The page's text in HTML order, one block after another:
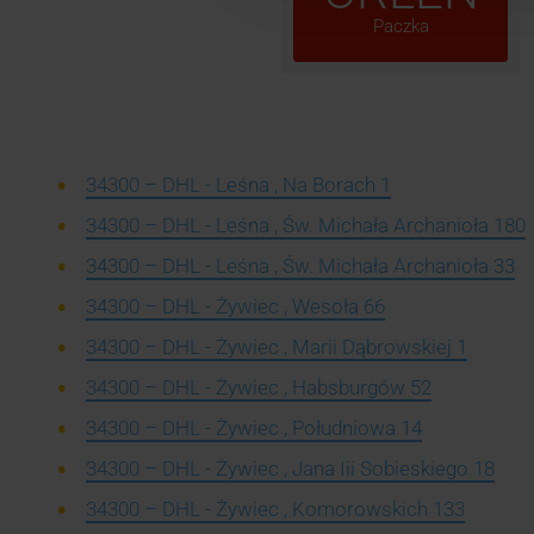
Paczka
34300 – DHL - Leśna , Na Borach 1
34300 – DHL - Leśna , Św. Michała Archanioła 180
34300 – DHL - Leśna , Św. Michała Archanioła 33
34300 – DHL - Żywiec , Wesoła 66
34300 – DHL - Żywiec , Marii Dąbrowskiej 1
34300 – DHL - Żywiec , Habsburgów 52
34300 – DHL - Żywiec , Południowa 14
34300 – DHL - Żywiec , Jana Iii Sobieskiego 18
34300 – DHL - Żywiec , Komorowskich 133